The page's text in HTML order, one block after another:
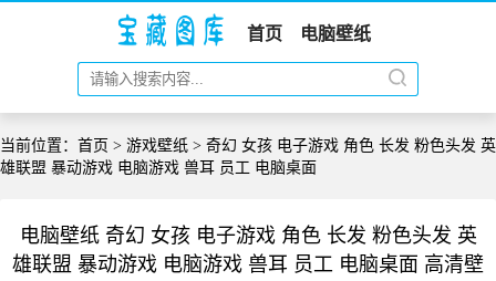
首页 电脑壁纸
当前位置： 首页 > 游戏壁纸 > 奇幻 女孩 电子游戏 角色 长发 粉色头发 英
雄联盟 暴动游戏 电脑游戏 兽耳 员工 电脑桌面
电脑壁纸 奇幻 女孩 电子游戏 角色 长发 粉色头发 英
雄联盟 暴动游戏 电脑游戏 兽耳 员工 电脑桌面 高清壁